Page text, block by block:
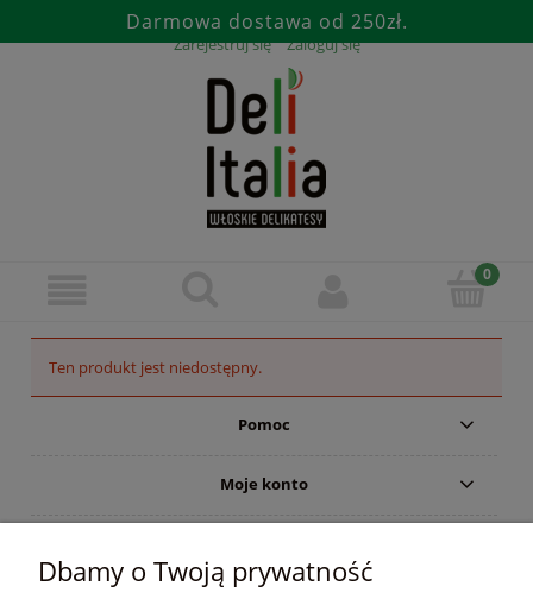
Darmowa dostawa od 250zł.
Zarejestruj się Zaloguj się
Ten produkt jest niedostępny.
Pomoc
Moje konto
Dbamy o Twoją prywatność